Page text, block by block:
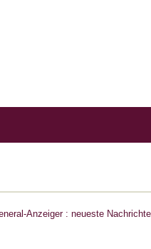
Anzeiger : neueste